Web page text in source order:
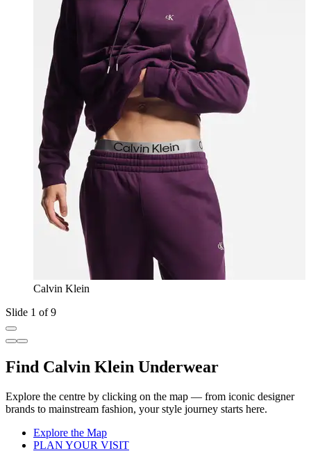
Calvin Klein
Slide 1 of 9
Find Calvin Klein Underwear
Explore the centre by clicking on the map — from iconic designer
brands to mainstream fashion, your style journey starts here.
Explore the Map
PLAN YOUR VISIT